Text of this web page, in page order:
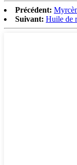
Précédent:
Suivant: Huile de